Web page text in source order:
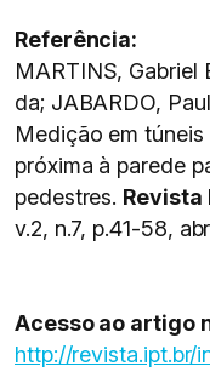
Referência:
MARTINS, Gabriel
da; JABARDO,
Medição em
próxima à parede
pedestres. Revista
v.2, n.7, p.41-58,
Acesso ao artigo
http://revista.ipt.br/